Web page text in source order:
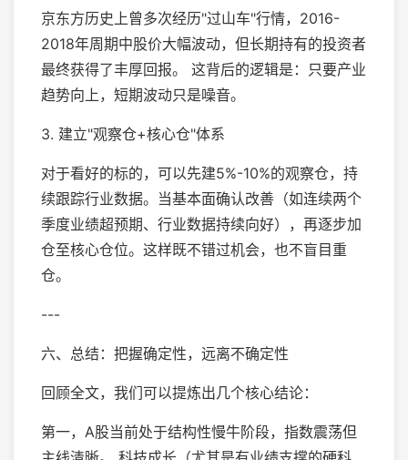
京东方历史上曾多次经历"过山车"行情，2016-
2018年周期中股价大幅波动，但长期持有的投资者
最终获得了丰厚回报。 这背后的逻辑是：只要产业
趋势向上，短期波动只是噪音。
3. 建立"观察仓+核心仓"体系
对于看好的标的，可以先建5%-10%的观察仓，持
续跟踪行业数据。当基本面确认改善（如连续两个
季度业绩超预期、行业数据持续向好），再逐步加
仓至核心仓位。这样既不错过机会，也不盲目重
仓。
---
六、总结：把握确定性，远离不确定性
回顾全文，我们可以提炼出几个核心结论：
第一，A股当前处于结构性慢牛阶段，指数震荡但